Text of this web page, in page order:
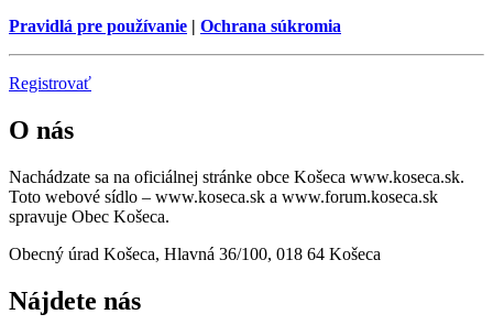
Pravidlá pre používanie | Ochrana súkromia
Registrovať
O nás
Nachádzate sa na oficiálnej stránke obce Košeca www.koseca.sk.
Toto webové sídlo – www.koseca.sk a www.forum.koseca.sk
spravuje Obec Košeca.
Obecný úrad Košeca, Hlavná 36/100, 018 64 Košeca
Nájdete nás